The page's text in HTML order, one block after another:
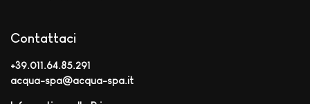
Contattaci
+39.011.64.85.291
acqua-spa@acqua-spa.it